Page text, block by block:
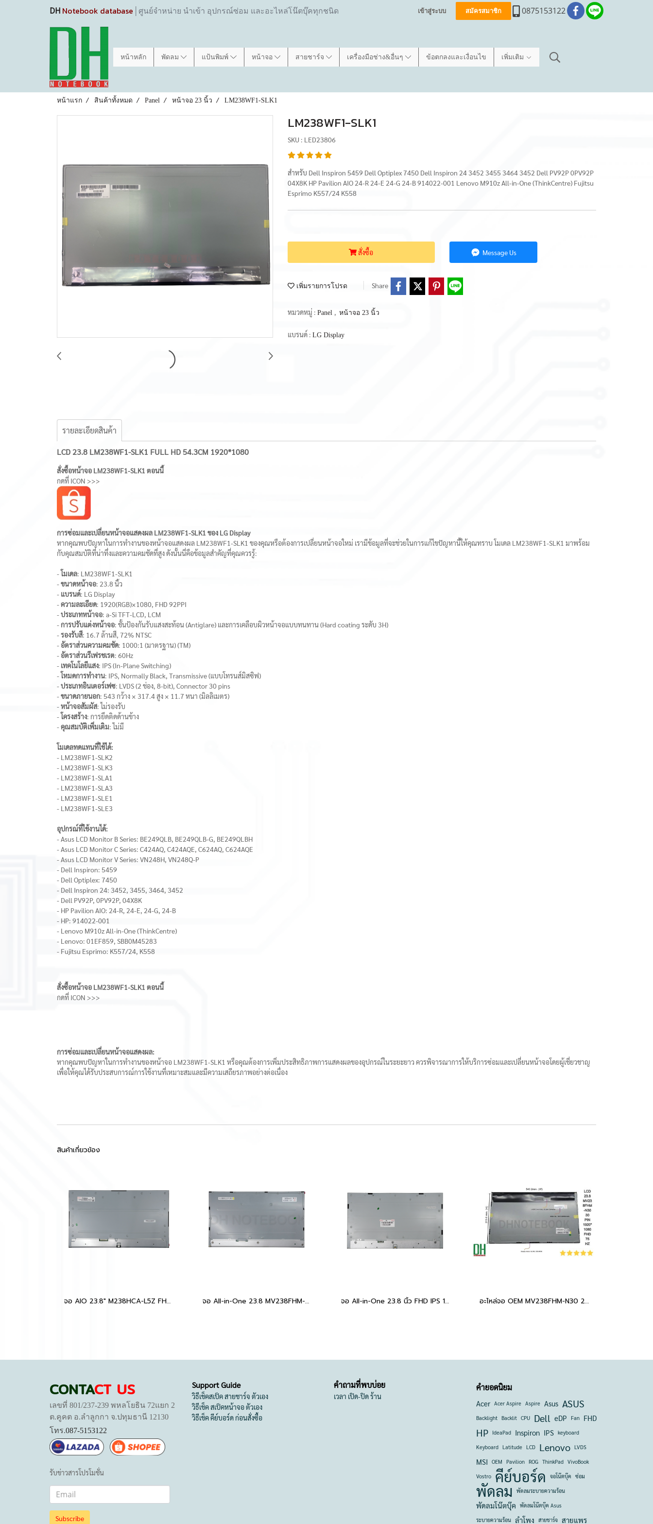
DH Notebook database │ศูนย์จำหน่าย นำเข้า อุปกรณ์ซ่อม และอะไหล่โน๊ตบุ๊คทุกชนิด เข้าสู่ระบบ สมัครสมาชิก 0875153122
หน้าหลัก พัดลม แป้นพิมพ์ หน้าจอ สายชาร์จ เครื่องมือช่าง&อื่นๆ ข้อตกลงและเงื่อนไข เพิ่มเติม
หน้าแรก สินค้าทั้งหมด Panel หน้าจอ 23 นิ้ว LM238WF1-SLK1
LM238WF1-SLK1
SKU : LED23806
สำหรับ Dell Inspiron 5459 Dell Optiplex 7450 Dell Inspiron 24 3452 3455 3464 3452 Dell PV92P 0PV92P
04X8K HP Pavilion AIO 24-R 24-E 24-G 24-B 914022-001 Lenovo M910z All-in-One (ThinkCentre) Fujitsu
Esprimo K557/24 K558
สั่งซื้อ Message Us
เพิ่มรายการโปรด Share
หมวดหมู่ : Panel หน้าจอ 23 นิ้ว
แบรนด์ : LG Display
รายละเอียดสินค้า
LCD 23.8 LM238WF1-SLK1 FULL HD 54.3CM 1920*1080
สั่งซื้อหน้าจอ LM238WF1-SLK1 ตอนนี้
กดที่ ICON >>>
การซ่อมและเปลี่ยนหน้าจอแสดงผล LM238WF1-SLK1 ของ LG Display
หากคุณพบปัญหาในการทำงานของหน้าจอแสดงผล LM238WF1-SLK1 ของคุณหรือต้องการเปลี่ยนหน้าจอใหม่ เรามีข้อมูลที่จะช่วยในการแก้ไขปัญหานี้ให้คุณทราบ โมเดล LM238WF1-SLK1 มาพร้อม
กับคุณสมบัติที่น่าทึ่งและความคมชัดที่สูง ดังนั้นนี่คือข้อมูลสำคัญที่คุณควรรู้:
-โมเดล: LM238WF1-SLK1
-ขนาดหน้าจอ: 23.8 นิ้ว
- แบรนด์: LG Display
-ความละเอียด: 1920(RGB)×1080, FHD 92PPI
-ประเภทหน้าจอ: a-Si TFT-LCD, LCM
-การปรับแต่งหน้าจอ: ชั้นป้องกันรับแสงสะท้อน (Antiglare) และการเคลือบผิวหน้าจอแบบทนทาน (Hard coating ระดับ 3H)
-รองรับสี: 16.7 ล้านสี, 72% NTSC
-อัตราส่วนความคมชัด: 1000:1 (มาตรฐาน) (TM)
-อัตราส่วนรีเฟรชเรต: 60Hz
- เทคโนโลยีแสง: IPS (In-Plane Switching)
-โหมดการทำงาน: IPS, Normally Black, Transmissive (แบบโทรนส์มิสซิฟ)
-ประเภทอินเตอร์เฟซ: LVDS (2 ช่อง, 8-bit), Connector 30 pins
-ขนาดภายนอก: 543 กว้าง × 317.4 สูง × 11.7 หนา (มิลลิเมตร)
-หน้าจอสัมผัส: ไม่รองรับ
-โครงสร้าง: การยึดติดด้านข้าง
-คุณสมบัติเพิ่มเติม: ไม่มี
โมเดลทดแทนที่ใช้ได้:
- LM238WF1-SLK2
- LM238WF1-SLK3
- LM238WF1-SLA1
- LM238WF1-SLA3
- LM238WF1-SLE1
- LM238WF1-SLE3
อุปกรณ์ที่ใช้งานได้:
- Asus LCD Monitor B Series: BE249QLB, BE249QLB-G, BE249QLBH
- Asus LCD Monitor C Series: C424AQ, C424AQE, C624AQ, C624AQE
- Asus LCD Monitor V Series: VN248H, VN248Q-P
- Dell Inspiron: 5459
- Dell Optiplex: 7450
- Dell Inspiron 24: 3452, 3455, 3464, 3452
- Dell PV92P, 0PV92P, 04X8K
- HP Pavilion AIO: 24-R, 24-E, 24-G, 24-B
- HP: 914022-001
- Lenovo M910z All-in-One (ThinkCentre)
- Lenovo: 01EF859, SBB0M45283
- Fujitsu Esprimo: K557/24, K558
สั่งซื้อหน้าจอ LM238WF1-SLK1 ตอนนี้
กดที่ ICON >>>
การซ่อมและเปลี่ยนหน้าจอแสดงผล:
หากคุณพบปัญหาในการทำงานของหน้าจอ LM238WF1-SLK1 หรือคุณต้องการเพิ่มประสิทธิภาพการแสดงผลของอุปกรณ์ในระยะยาว ควรพิจารณาการให้บริการซ่อมและเปลี่ยนหน้าจอโดยผู้เชี่ยวชาญ
เพื่อให้คุณได้รับประสบการณ์การใช้งานที่เหมาะสมและมีความเสถียรภาพอย่างต่อเนื่อง
สินค้าเกี่ยวข้อง
จอ AIO 23.8" M238HCA-L5Z FHD AAS สำหรับ EliteOne 800 G6, OptiPlex 7490, Lenovo A340-24, ideaCentre AIO, Aspire C24-1650 จอ All-in-One 23.8 MV238FHM-NX2 100Hz FHD 30 pin ไร้ขอบ สำหรับ IdeaCentre 3 ProOne 440 OptiPlex 7480 Aspire C24 จอ All-in-One 23.8 นิ้ว FHD IPS 100Hz MG2381B02-4 LVDS 30 Pin สำหรับ Le V100 A100 IdeaCentre AIO 3 24IRH9 อะไหล่จอ OEM MV238FHM-N30 23.8" FHD คุณภาพสูง สำหรับ Dell Inspiron 24 3475, 3477, 3480, Wyse 5470 และ AIO อื่นๆ | รับประกัน | DH NOTEBOOK
CONTACT US
เลขที่ 801/237-239 พหลโยธิน 72แยก 2
ต.คูคต อ.ลำลูกกา จ.ปทุมธานี 12130
โทร.087-5153122
รับข่าวสารโปรโมชั่น
Subscribe
Support Guide
วิธีเช็คสเป็ค สายชาร์จ ตัวเอง
วิธีเช็ค สเป็คหน้าจอ ตัวเอง
วิธีเช็ค คีย์บอร์ด ก่อนสั่งซื้อ
คำถามที่พบบ่อย
เวลา เปิด-ปิด ร้าน
คำยอดนิยม
Acer Acer Aspire Aspire Asus ASUS
Backlight Backlit CPU Dell eDP Fan FHD
HP IdeaPad Inspiron IPS keyboard
Keyboard Latitude LCD Lenovo LVDS
MSI OEM Pavilion ROG ThinkPad VivoBook
Vostro
คีย์บอร์ด จอโน๊ตบุ๊ค ซ่อม
พัดลม พัดลมระบายความร้อน
พัดลมโน๊ตบุ๊ค พัดลมโน๊ตบุ๊ค Asus
ระบายความร้อน ลำโพง สายชาร์จ สายแพร